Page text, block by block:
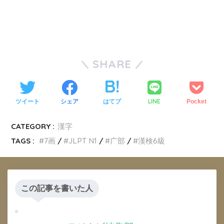
SHARE
ツイート シェア はてブ LINE Pocket
CATEGORY : 漢字
TAGS :
7画 JLPT N1 广部 漢検6級
この記事を書いた人